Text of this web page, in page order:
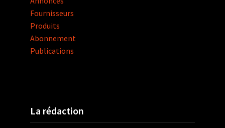
Fournisseurs
Produits
Abonnement
Publications
La rédaction